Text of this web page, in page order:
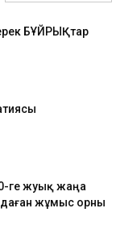
БҰЙРЫҚтар
ге жуық жаңа
жұмыс орны